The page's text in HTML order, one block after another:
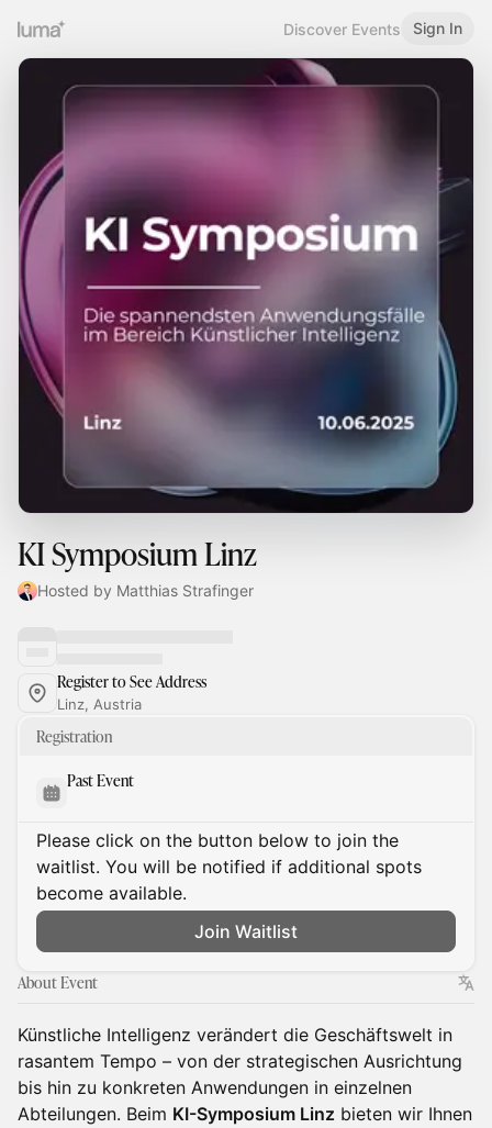
Discover Events Sign In
KI Symposium Linz
Hosted by Matthias Strafinger
Register to See Address
Linz, Austria
Registration
Past Event
Please click on the button below to join the
waitlist. You will be notified if additional spots
become available.
Join Waitlist
About Event
Künstliche Intelligenz verändert die Geschäftswelt in
rasantem Tempo – von der strategischen Ausrichtung
bis hin zu konkreten Anwendungen in einzelnen
Abteilungen. Beim KI-Symposium Linz bieten wir Ihnen